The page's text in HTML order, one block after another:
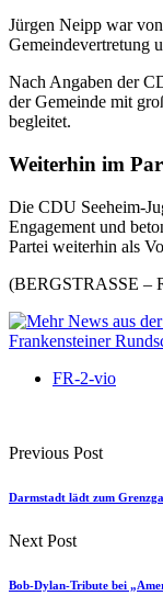
Jürgen Neipp war
Gemeindevertretung
Nach Angaben der
der Gemeinde mit
begleitet.
Weiterhin im
Die CDU Seeheim-
Engagement und
Partei weiterhin als
(BERGSTRASSE –
FR-2-vio
Previous Post
Darmstadt lädt zum
Next Post
Bob-Dylan-Tribute bei